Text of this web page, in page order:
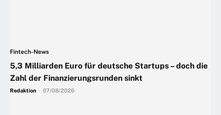
Fintech-News
5,3 Milliarden Euro für deutsche Startups – doch die
Zahl der Finanzierungsrunden sinkt
Redaktion 07/08/2026